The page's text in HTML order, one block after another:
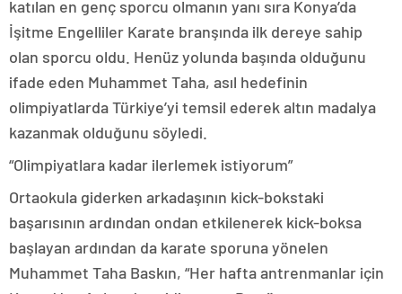
katılan en genç sporcu olmanın yanı sıra Konya’da
İşitme Engelliler Karate branşında ilk dereye sahip
olan sporcu oldu. Henüz yolunda başında olduğunu
ifade eden Muhammet Taha, asıl hedefinin
olimpiyatlarda Türkiye’yi temsil ederek altın madalya
kazanmak olduğunu söyledi.
“Olimpiyatlara kadar ilerlemek istiyorum”
Ortaokula giderken arkadaşının kick-bokstaki
başarısının ardından ondan etkilenerek kick-boksa
başlayan ardından da karate sporuna yönelen
Muhammet Taha Baskın, “Her hafta antrenmanlar için